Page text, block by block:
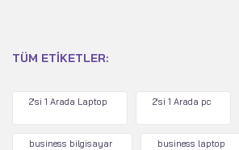
TÜM ETIKETLER:
2'si 1 Arada Laptop 2'si 1 Arada pc
business bilgisayar business laptop